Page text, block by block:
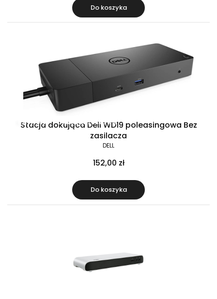
Do koszyka
Raty 0% Gratis w zestawie
Stacja dokująca Dell WD19 poleasingowa Bez
zasilacza
DELL
152,00 zł
Do koszyka